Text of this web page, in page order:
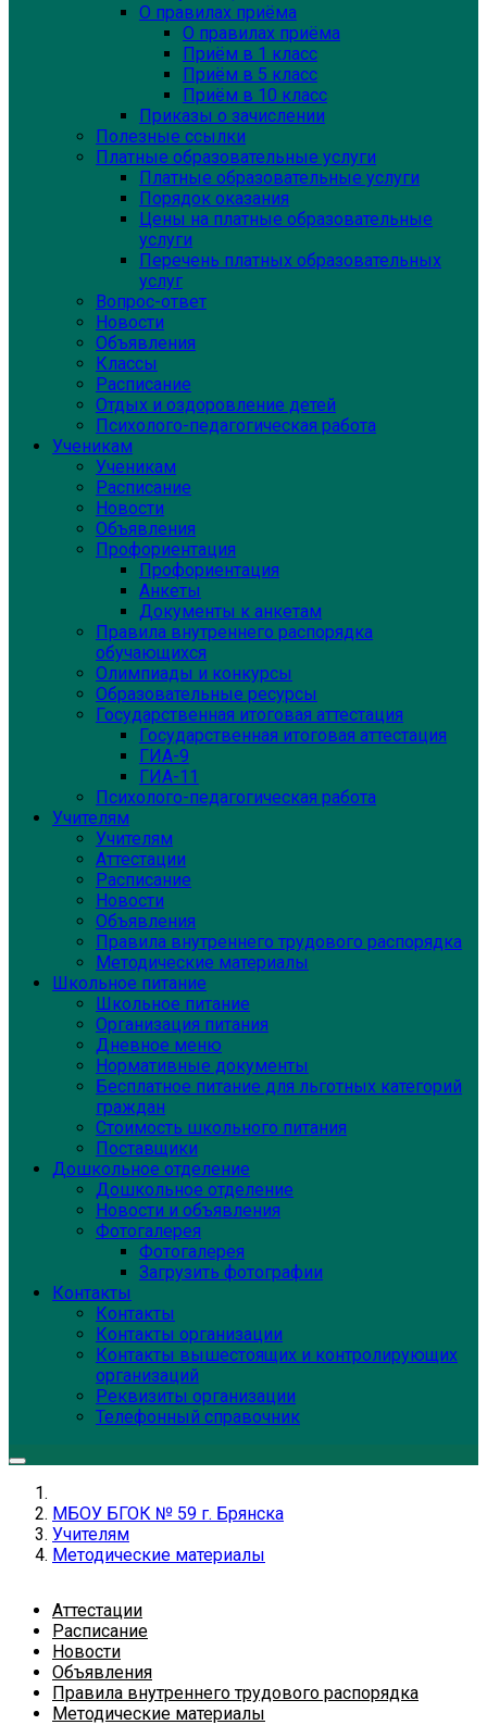
О правилах приёма
О правилах приёма
Приём в 1 класс
Приём в 5 класс
Приём в 10 класс
Приказы о зачислении
Полезные ссылки
Платные образовательные услуги
Платные образовательные услуги
Порядок оказания
Цены на платные образовательные
услуги
Перечень платных образовательных
услуг
Вопрос-ответ
Новости
Объявления
Классы
Расписание
Отдых и оздоровление детей
Психолого-педагогическая работа
Ученикам
Ученикам
Расписание
Новости
Объявления
Профориентация
Профориентация
Анкеты
Документы к анкетам
Правила внутреннего распорядка
обучающихся
Олимпиады и конкурсы
Образовательные ресурсы
Государственная итоговая аттестация
Государственная итоговая аттестация
ГИА-9
ГИА-11
Психолого-педагогическая работа
Учителям
Учителям
Аттестации
Расписание
Новости
Объявления
Правила внутреннего трудового распорядка
Методические материалы
Школьное питание
Школьное питание
Организация питания
Дневное меню
Нормативные документы
Бесплатное питание для льготных категорий
граждан
Стоимость школьного питания
Поставщики
Дошкольное отделение
Дошкольное отделение
Новости и объявления
Фотогалерея
Фотогалерея
Загрузить фотографии
Контакты
Контакты
Контакты организации
Контакты вышестоящих и контролирующих
организаций
Реквизиты организации
Телефонный справочник
МБОУ БГОК № 59 г. Брянска
Учителям
Методические материалы
Аттестации
Расписание
Новости
Объявления
Правила внутреннего трудового распорядка
Методические материалы